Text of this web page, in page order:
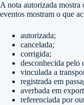
A nota autorizada mostra
eventos mostram o que
autorizada;
cancelada;
corrigida;
desconhecida pelo
vinculada a
registrada em
averbada em
referenciada por